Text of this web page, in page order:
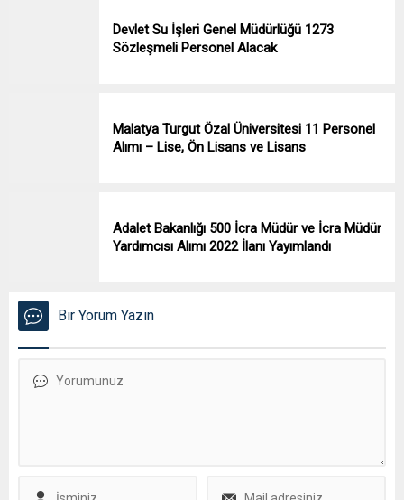
Devlet Su İşleri Genel Müdürlüğü 1273
Sözleşmeli Personel Alacak
Malatya Turgut Özal Üniversitesi 11 Personel
Alımı – Lise, Ön Lisans ve Lisans
Adalet Bakanlığı 500 İcra Müdür ve İcra Müdür
Yardımcısı Alımı 2022 İlanı Yayımlandı
Bir Yorum Yazın